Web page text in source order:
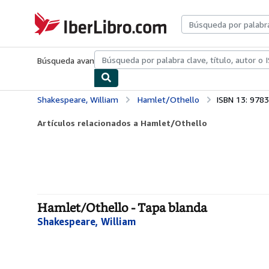
IberLibro.com
Búsqueda avanzadaColecciones Libros antiguosArte y
Shakespeare, William Hamlet/Othello ISBN 13:
Artículos relacionados a Hamlet/Othello
Hamlet/Othello - Tapa blanda
Shakespeare, William